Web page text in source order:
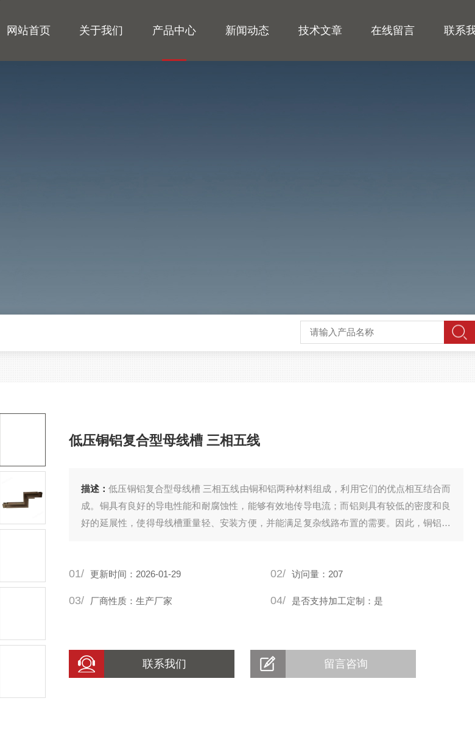
网站首页 关于我们 产品中心 新闻动态 技术文章 在线留言 联系
低压铜铝复合型母线槽 三相五线
描述：​低压铜铝复合型母线槽 三相五线由铜和铝两种材料组成，利用它们的优点相互结合而
成。铜具有良好的导电性能和耐腐蚀性，能够有效地传导电流；而铝则具有较低的密度和良
好的延展性，使得母线槽重量轻、安装方便，并能满足复杂线路布置的需要。因此，铜铝合
01/ 更新时间：2026-01-29 02/ 访问量：207
03/ 厂商性质：生产厂家 04/ 是否支持加工定制：是
联系我们 留言咨询